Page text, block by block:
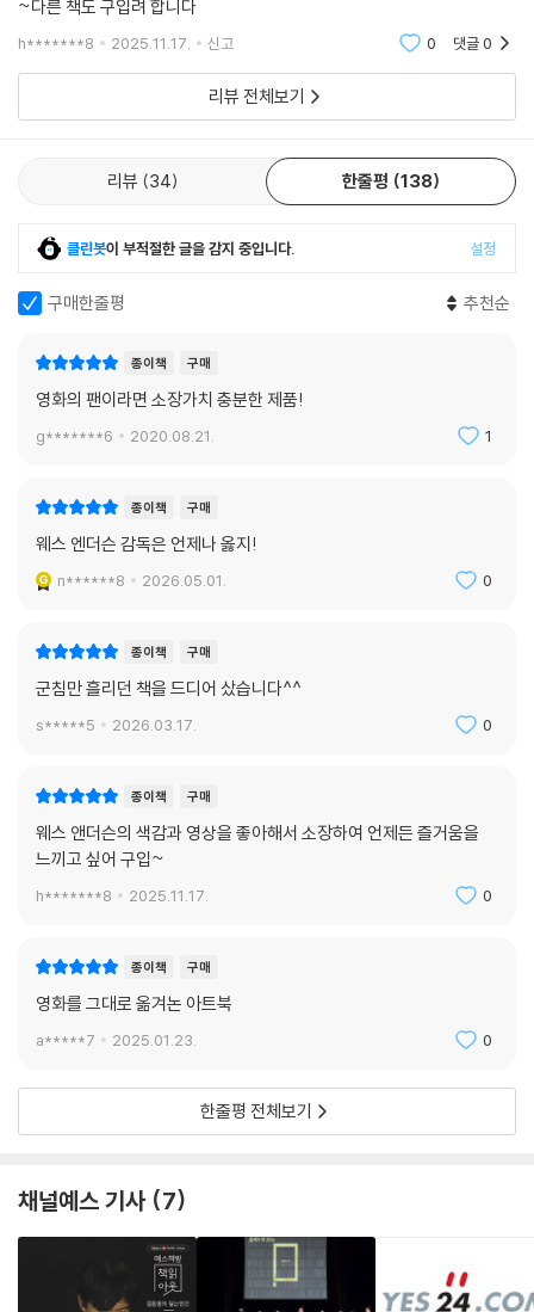
별도로 『그랜드 부다페스트 호텔』만을 빼내어 한 권으로 묶은 이유는 그만
큼 읽을거리와 볼거리가 풍성하다는 의미다. 『그랜드 부다페스트 호텔』의
안팎을 둘러보는 이 안내서에는 감독인 웨스 앤더슨뿐만 아니라 주연배우
랄프 파인스, 촬영 감독 로버트 D. 예먼, 프로덕션 디자이너 아담 슈토크하
우젠, 의상 디자이너 밀레나 카노네로, 작곡가 알렉상드르 데스플라 등이
직접 자신의 목소리를 내어 이야기하는 이 세상 어디에서도 볼 수 없는 내
밀하고 매혹적인 인터뷰가 들어 있다. 또한 웨스 앤더슨이 영감을 받은 작
않았다면 번뜩이는 지성을 갖춘 영롱한 보석 같은 이 작가는 기약할 수 없
다. 이탈리아 밴드 아이 까니(I Cani)의 노래 『Wes Anderson』의 뮤직비
디오는 그에 대한 오마주다. 소설가 조이스 캐럴 오츠는 이렇게 말한다.
“용기와 희생, 사랑과 충성에 관한 이야기 안에 든 사탕과자 같은 작품. 막
스 브라더스와 타란티노의 만남.” 그런 그가 영화를 만들면서 영감을 받은
은 이 아트북 『그랜드 부다페스트 호텔』은 찰나의 영감을 발전시켜 완벽에
찬히 구경할 수 있는 소중한 초대장이다. 촬영장의 다양한 B컷은 물론, 막
스 달튼의 익살스런 일러스트와 프로덕션 디자이너 애니 앳킨스의 스케치
속에 나오는 멘델 빵집의 케이크 맛이 궁금하다면 다음 레시피를 참고해볼
자 이제, 그랜드 부다페스트 호텔에 오신 것을 환영합니다.
단언컨대 올해 최고의 책. 일생의 작품이 탄생한 순간이다 -가디언
웨스 앤더슨의 소우주를 여행하는 초대장 -뉴욕 타임스
눈을 뗄 수 없는 매력 그 자체 -인디펜던트
너무나 아름다운! 완벽한! 그리고 즐거운! -스크린 인터내셔널
~다른 책도 구입려 합니다
h*******8 2025.11.17. 신고 0 댓글0
리뷰 전체보기
리뷰 34 한줄평 138
클린봇이 부적절한 글을 감지 중입니다. 설정
구매한줄평 추천순
종이책 구매
영화의 팬이라면 소장가치 충분한 제품!
g*******6 2020.08.21. 1
종이책 구매
웨스 엔더슨 감독은 언제나 옳지!
n******8 2026.05.01. 0
종이책 구매
군침만 흘리던 책을 드디어 샀습니다^^
s*****5 2026.03.17. 0
종이책 구매
웨스 앤더슨의 색감과 영상을 좋아해서 소장하여 언제든 즐거움을
느끼고 싶어 구입~
h*******8 2025.11.17. 0
종이책 구매
영화를 그대로 옮겨논 아트북
a*****7 2025.01.23. 0
한줄평 전체보기
채널예스 기사 7